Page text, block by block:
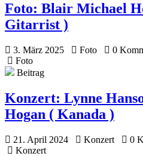
Foto: Blair Michael
Gitarrist )
3. März 2025 Foto 0
Foto
Beitrag
Konzert: Lynne
Hogan ( Kanada )
21. April 2024 Konzert 0
Konzert